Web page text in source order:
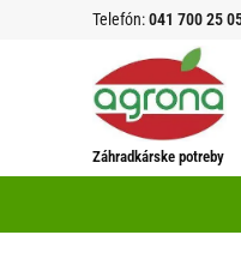
Telefón:041 700 25
Záhradkárske potreby